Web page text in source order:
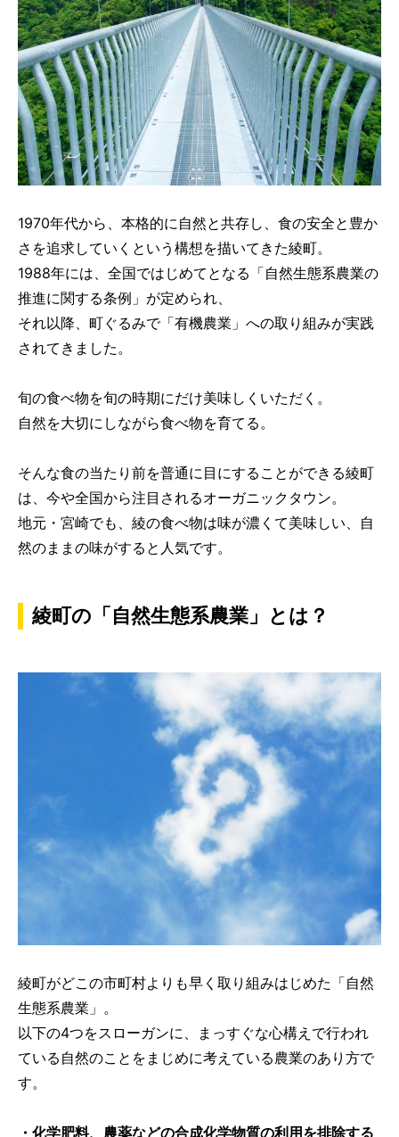
1970年代から、本格的に自然と共存し、食の安全と豊か
さを追求していくという構想を描いてきた綾町。
1988年には、全国ではじめてとなる「自然生態系農業の
推進に関する条例」が定められ、
それ以降、町ぐるみで「有機農業」への取り組みが実践
されてきました。
旬の食べ物を旬の時期にだけ美味しくいただく。
自然を大切にしながら食べ物を育てる。
そんな食の当たり前を普通に目にすることができる綾町
は、今や全国から注目されるオーガニックタウン。
地元・宮崎でも、綾の食べ物は味が濃くて美味しい、自
然のままの味がすると人気です。
綾町の「自然生態系農業」とは？
綾町がどこの市町村よりも早く取り組みはじめた「自然
生態系農業」。
以下の4つをスローガンに、まっすぐな心構えで行われ
ている自然のことをまじめに考えている農業のあり方で
す。
・化学肥料、農薬などの合成化学物質の利用を排除する